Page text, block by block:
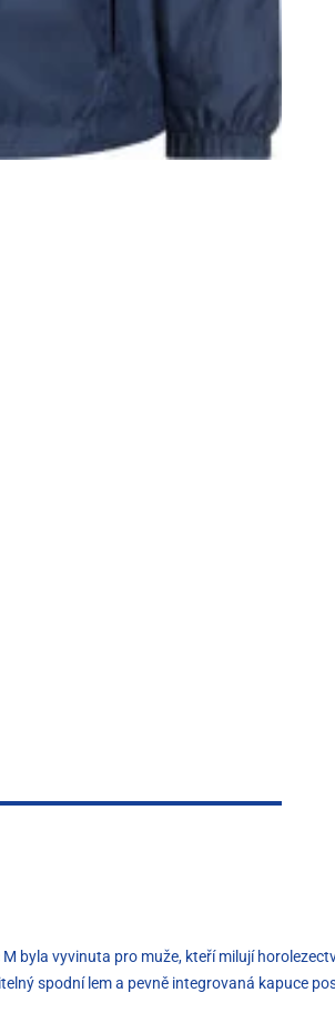
byla vyvinuta pro muže, kteří milují
spodní lem a pevně integrovaná kapuce